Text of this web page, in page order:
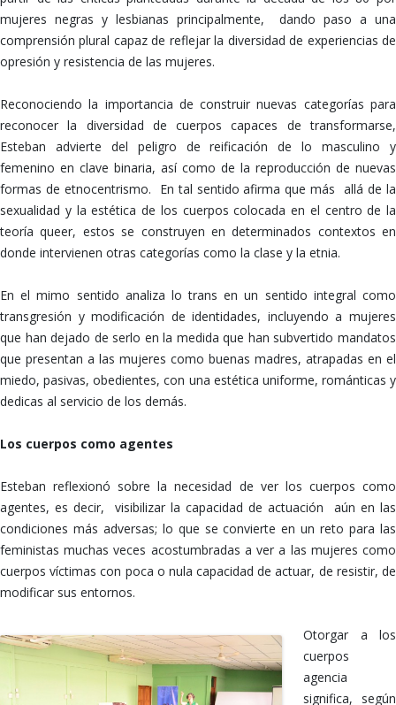
mujeres negras y lesbianas principalmente, dando paso a una
comprensión plural capaz de reflejar la diversidad de experiencias de
opresión y resistencia de las mujeres.
Reconociendo la importancia de construir nuevas categorías para
reconocer la diversidad de cuerpos capaces de transformarse,
Esteban advierte del peligro de reificación de lo masculino y
femenino en clave binaria, así como de la reproducción de nuevas
formas de etnocentrismo. En tal sentido afirma que más allá de la
sexualidad y la estética de los cuerpos colocada en el centro de la
teoría queer, estos se construyen en determinados contextos en
donde intervienen otras categorías como la clase y la etnia.
En el mimo sentido analiza lo trans en un sentido integral como
transgresión y modificación de identidades, incluyendo a mujeres
que han dejado de serlo en la medida que han subvertido mandatos
que presentan a las mujeres como buenas madres, atrapadas en el
miedo, pasivas, obedientes, con una estética uniforme, románticas y
dedicas al servicio de los demás.
Los cuerpos como agentes
Esteban reflexionó sobre la necesidad de ver los cuerpos como
agentes, es decir, visibilizar la capacidad de actuación aún en las
condiciones más adversas; lo que se convierte en un reto para las
feministas muchas veces acostumbradas a ver a las mujeres como
cuerpos víctimas con poca o nula capacidad de actuar, de resistir, de
modificar sus entornos.
Otorgar a los
cuerpos
agencia
significa, según